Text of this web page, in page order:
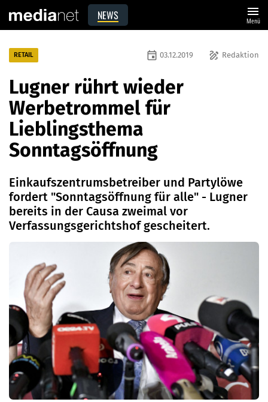
NEWS menu
Menü
RETAIL draw Redaktion
event 03.12.2019
Lugner rührt wieder
Werbetrommel für
Lieblingsthema
Sonntagsöffnung
Einkaufszentrumsbetreiber und Partylöwe
fordert "Sonntagsöffnung für alle" - Lugner
bereits in der Causa zweimal vor
Verfassungsgerichtshof gescheitert.